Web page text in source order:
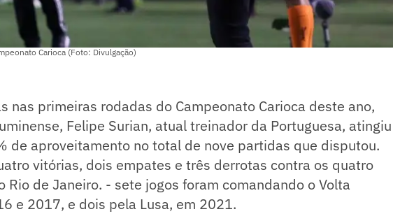
Carioca (Foto: Divulgação)
nas primeiras rodadas do Campeonato Carioca deste ano,
Felipe Surian, atual treinador da Portuguesa, atingiu
de aproveitamento no total de nove partidas que disputou.
vitórias, dois empates e três derrotas contra os quatro
Rio de Janeiro. - sete jogos foram comandando o Volta
e 2017, e dois pela Lusa, em 2021.